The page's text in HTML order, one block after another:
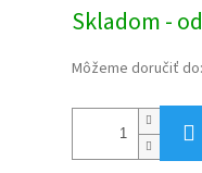
cena:
Skladom -
Môžeme doručiť do: